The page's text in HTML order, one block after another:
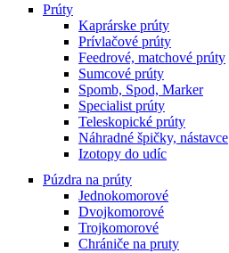
Prúty
Kaprárske prúty
Prívlačové prúty
Feedrové, matchové prúty
Sumcové prúty
Spomb, Spod, Marker
Specialist prúty
Teleskopické prúty
Náhradné špičky, nástavce
Izotopy do udíc
Púzdra na prúty
Jednokomorové
Dvojkomorové
Trojkomorové
Chrániče na pruty